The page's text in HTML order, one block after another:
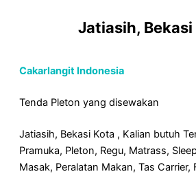
Jatiasih, Bekasi
Cakarlangit Indonesia
Tenda Pleton yang disewakan
Jatiasih, Bekasi Kota , Kalian butuh
Pramuka, Pleton, Regu, Matrass,
Masak, Peralatan Makan, Tas Carrier,